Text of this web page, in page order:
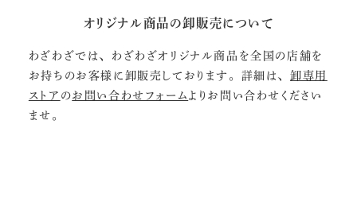
オリジナル商品の卸販売について
わざわざでは、わざわざオリジナル商品を全国の店舗を
お持ちのお客様に卸販売しております。詳細は、卸専用
ストア のお問い合わせフォーム よりお問い合わせください
ませ。